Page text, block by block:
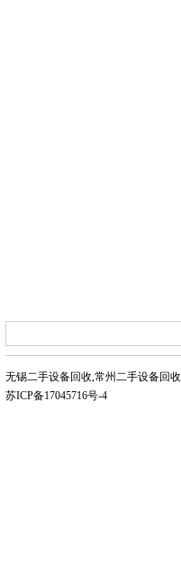
无锡二手设备回收 常州二手设备回收
苏ICP备17045716号-4